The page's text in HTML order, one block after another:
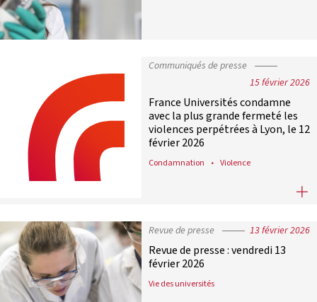
Communiqués de presse
15 février 2026
France Universités condamne
avec la plus grande fermeté les
violences perpétrées à Lyon, le 12
février 2026
Condamnation Violence
France Universités condamne
Revue de presse 13 février 2026
Revue de presse : vendredi 13
février 2026
Vie des universités